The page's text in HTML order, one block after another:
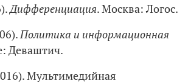
Дифференциация. Москва: Логос.
Политика и информационная
Деваштич.
Мультимедийная